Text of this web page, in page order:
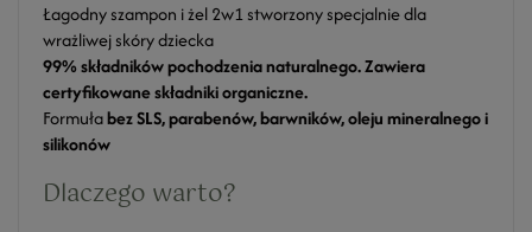
Łagodny szampon i żel 2w1 stworzony specjalnie dla
wrażliwej skóry dziecka
99% składników pochodzenia naturalnego. Zawiera
certyfikowane składniki organiczne.
Formułabez SLS, parabenów, barwników, oleju mineralnego i
silikonów
Dlaczego warto?